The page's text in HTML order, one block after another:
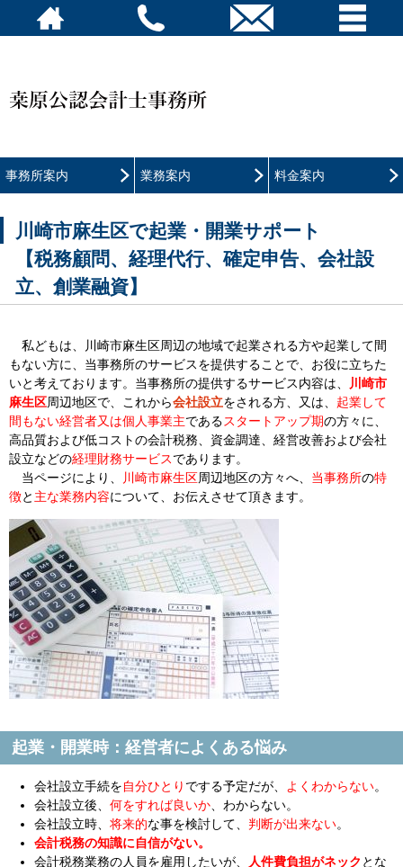
事務所案内 業務案内 料金案内
川崎市麻生区で起業・開業サポート
【税務顧問、経理代行、確定申告、会社設
立、創業融資】
私どもは、川崎市麻生区周辺の地域で起業される方や起業して間
もない方に、当事務所のサービスを提供することで、お役に立ちた
いと考えております。当事務所の提供するサービス内容は、
川崎市
麻生区周辺地区で、これから会社設立をされる方、又は、 起業して
間もない経営者又は個人事業主であるスタートアップ期の方々に、
高品質および低コストの会計税務、資金調達、経営改善および会社
設立などの経理財務サービスであります。
当ページにより、
川崎市麻生区周辺地区の方々へ、 当事務所の特
徴と 主な業務内容について、お伝えさせて頂きます。
起業・開業時：経営者によくある悩み
会社設立手続を自分ひとり でする予定だが、 よくわからない。
会社設立後、何をすれば良いか、わからない。
会社設立時、将来的な事を検討して、 判断が出来ない。
会計税務の知識に自信がない。
会計税務業務の人員を雇用したいが、
人件費負担がネック とな